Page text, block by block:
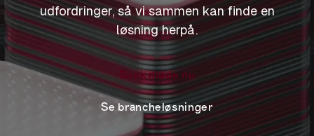
udfordringer, så vi sammen kan finde en
løsning herpå.
Book møde nu
Se brancheløsninger